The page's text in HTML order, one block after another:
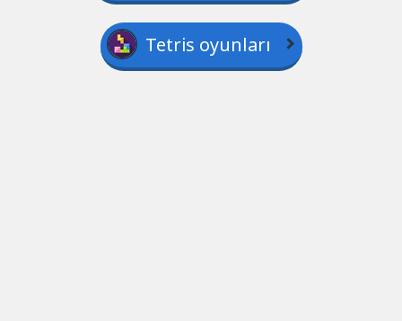
Tetris oyunları